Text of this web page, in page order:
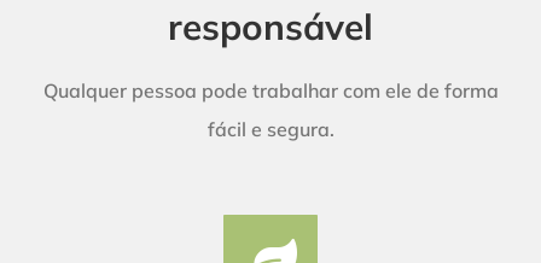
responsável
Qualquer pessoa pode trabalhar com ele de forma
fácil e segura.